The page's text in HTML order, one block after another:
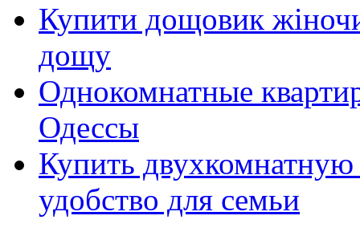
Купити дощовик
дощу
Однокомнатные
Одессы
Купить
удобство для семьи